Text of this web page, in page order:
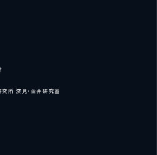
所 深見・金井研究室